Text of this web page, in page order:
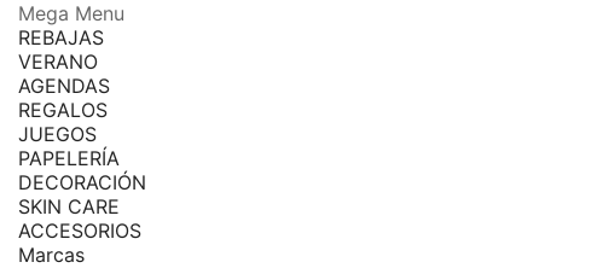
Mega Menu
REBAJAS
VERANO
AGENDAS
REGALOS
JUEGOS
PAPELERÍA
DECORACIÓN
SKIN CARE
ACCESORIOS
Marcas